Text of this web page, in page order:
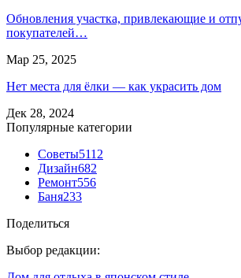
Обновления участка, привлекающие и
покупателей…
Мар 25, 2025
Нет места для ёлки — как украсить дом
Дек 28, 2024
Популярные категории
Советы5112
Дизайн682
Ремонт556
Баня233
Поделиться
Выбор редакции: